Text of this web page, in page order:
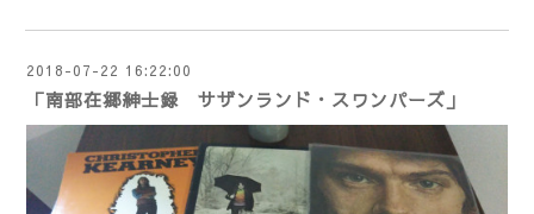
2018-07-22 16:22:00
「南部在郷紳士録 サザンランド・スワンパーズ」